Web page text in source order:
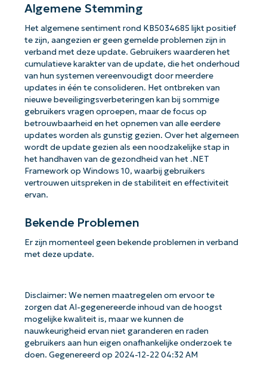
Algemene Stemming
Het algemene sentiment rond KB5034685 lijkt positief
te zijn, aangezien er geen gemelde problemen zijn in
verband met deze update. Gebruikers waarderen het
cumulatieve karakter van de update, die het onderhoud
van hun systemen vereenvoudigt door meerdere
updates in één te consolideren. Het ontbreken van
nieuwe beveiligingsverbeteringen kan bij sommige
gebruikers vragen oproepen, maar de focus op
betrouwbaarheid en het opnemen van alle eerdere
updates worden als gunstig gezien. Over het algemeen
wordt de update gezien als een noodzakelijke stap in
het handhaven van de gezondheid van het .NET
Framework op Windows 10, waarbij gebruikers
vertrouwen uitspreken in de stabiliteit en effectiviteit
ervan.
Bekende Problemen
Er zijn momenteel geen bekende problemen in verband
met deze update.
Disclaimer: We nemen maatregelen om ervoor te
zorgen dat AI-gegenereerde inhoud van de hoogst
mogelijke kwaliteit is, maar we kunnen de
nauwkeurigheid ervan niet garanderen en raden
gebruikers aan hun eigen onafhankelijke onderzoek te
doen. Gegenereerd op 2024-12-22 04:32 AM